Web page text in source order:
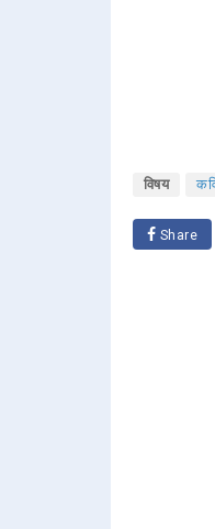
विषय
Share